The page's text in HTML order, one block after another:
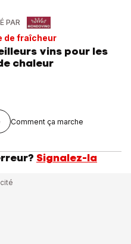
PAR
de fraîcheur
vins pour les
chaleur
Comment ça marche
Signalez-la